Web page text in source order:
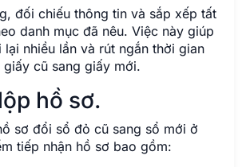
đối chiếu thông tin và sắp xếp tất
danh mục đã nêu. Việc này giúp
lại nhiều lần và rút ngắn thời gian
cũ sang giấy mới.
hồ sơ.
sơ đổi sổ đỏ cũ sang sổ mới ở
tiếp nhận hồ sơ bao gồm: